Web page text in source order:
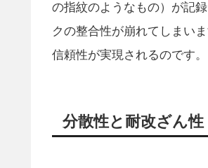
の指紋のようなもの）が記
クの整合性が崩れてしまい
信頼性が実現されるのです。
分散性と耐改ざん性